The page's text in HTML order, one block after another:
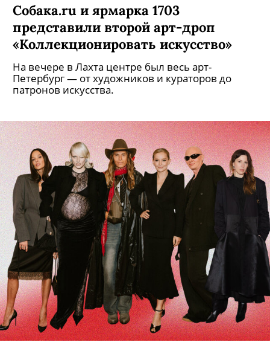
Собака.ru и ярмарка 1703
представили второй арт-дроп
«Коллекционировать искусство»
На вечере в Лахта центре был весь арт-
Петербург — от художников и кураторов до
патронов искусства.